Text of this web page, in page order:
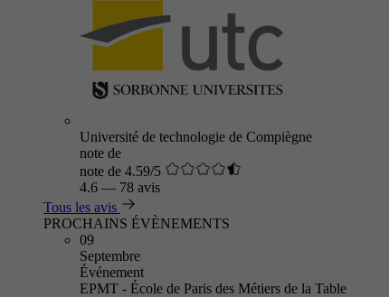
Université de technologie de Compiègne
note de
note de 4.59/5
4.6 — 78 avis
Tous les avis
PROCHAINS ÉVÈNEMENTS
09
Septembre
Événement
EPMT - École de Paris des Métiers de la Table